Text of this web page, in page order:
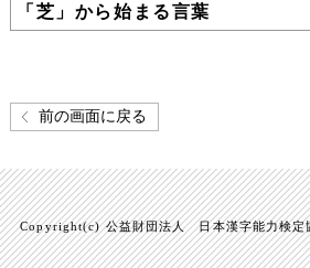
「芝」から始まる言葉
前の画面に戻る
Copyright(c) 公益財団法人 日本漢字能力検